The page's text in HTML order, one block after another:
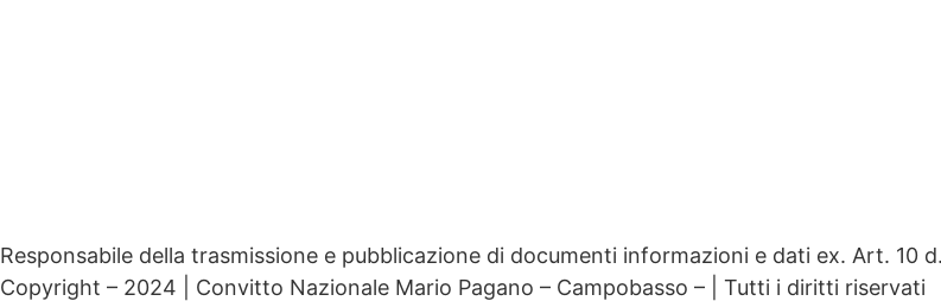
Responsabile della trasmissione e pubblicazione di documenti informazioni e dati ex. Art. 10
Copyright – 2024 | Convitto Nazionale Mario Pagano – Campobasso – | Tutti i diritti riservati